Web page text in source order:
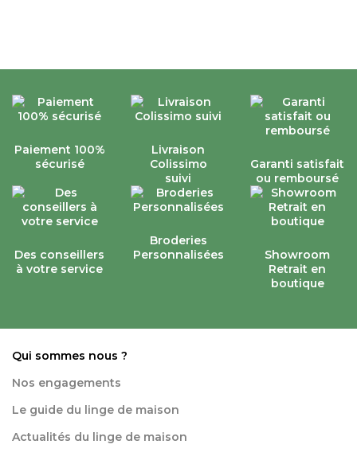
Paiement 100%
sécurisé
Livraison
Colissimo
suivi
Garanti satisfait
ou remboursé
Des conseillers
à votre service
Broderies
Personnalisées
Showroom
Retrait en
boutique
Qui sommes nous ?
Nos engagements
Le guide du linge de maison
Actualités du linge de maison